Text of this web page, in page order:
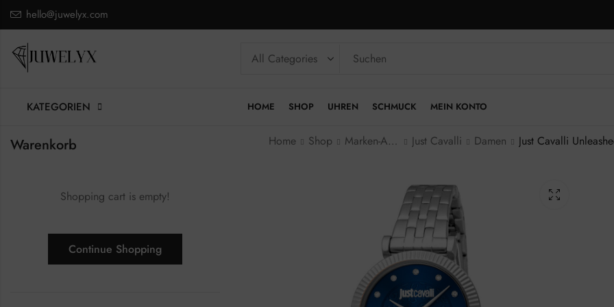
hello@juwelyx.com
KATEGORIEN HOME SHOP UHREN SCHMUCK MEIN KONTO
Home Shop Marken-Armbanduhren Just Cavalli Damen
Warenkorb
Shopping cart is empty!
Continue Shopping